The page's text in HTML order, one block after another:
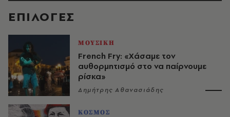
EΠΙΛΟΓΈΣ
ΜΟΥΣΙΚΗ
French Fry: «Χάσαμε τον
αυθορμητισμό στο να παίρνουμε
ρίσκα»
Δημήτρης Αθανασιάδης
ΚΟΣΜΟΣ